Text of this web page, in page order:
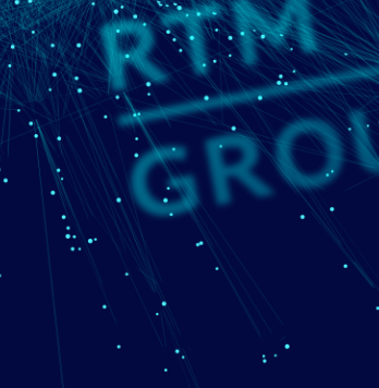
Тестирование на
проникновение